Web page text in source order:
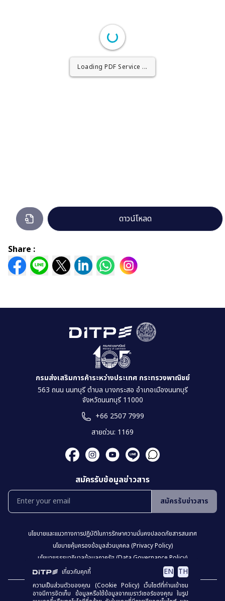
Loading PDF Worker ...
Loading PDF Service ...
รายงาน
การ
บริหาร
และ
ดาวน์โหลด
Share :
เกี่ยวกับคุกกี้ EN TH
ความเป็นส่วนตัวของคุณ (Cookie Policy) เว็บไซต์ที่ท่านเข้าชม
อาจมีการจัดเก็บ ข้อมูลหรือใช้ข้อมูลจากเบราว์เซอร์ของคุณ ในรูป
กรมส่งเสริมการค้าระหว่างประเทศ กระทรวงพาณิชย์
563 ถนน นนทบุรี ตำบล บางกระสอ อำเภอเมืองนนทบุรี
จังหวัดนนทบุรี 11000
+66 2507 7999
สายด่วน: 1169
สมัครรับข้อมูลข่าวสาร
สมัครรับข่าวสาร
นโยบายเเละเเนวทางการปฎิบัติในการรักษาความมั่นคงปลอดภัยสารสนเทศ
นโยบายคุ้มครองข้อมูลส่วนบุคคล (Privacy Policy)
นโยบายธรรมาภิบาลข้อมูลภาครัฐ (Data Governance Policy)
นโยบายเว็บไซต์ (Website Policy)
การปฏิเสธความรับผิด (Disclaimer)
เเผงผังเว็บไซต์